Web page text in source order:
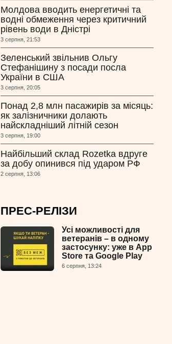
Молдова вводить енергетичні та
водні обмеження через критичний
рівень води в Дністрі
3 серпня, 21:53
Зеленський звільнив Ольгу
Стефанішину з посади посла
України в США
3 серпня, 20:05
Понад 2,8 млн пасажирів за місяць:
як залізничники долають
найскладніший літній сезон
3 серпня, 19:00
Найбільший склад Rozetka вдруге
за добу опинився під ударом РФ
2 серпня, 13:06
ПРЕС-РЕЛІЗИ
Усі можливості для
ветеранів – в одному
застосунку: уже в App
Store та Google Play
6 серпня, 13:24